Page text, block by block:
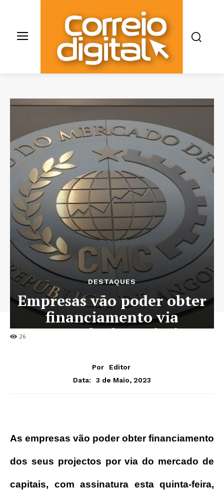
26
DESTAQUES
Empresas vão poder obter
financiamento via
mercado de capitais
Por
Editor
Data:
3 de Maio, 2023
As empresas vão poder obter financiamento
dos seus projectos por via do mercado de
capitais, com assinatura esta quinta-feira,